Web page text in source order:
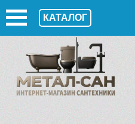
КАТАЛОГ